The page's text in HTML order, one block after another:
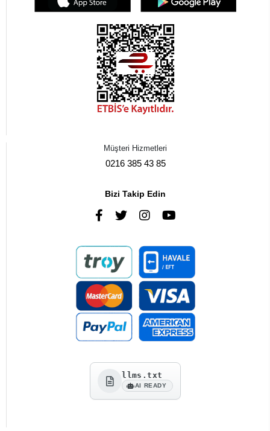
Müşteri Hizmetleri
0216 385 43 85
Bizi Takip Edin
llms.txt
AI READY